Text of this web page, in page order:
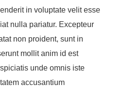
in voluptate velit esse
nulla pariatur. Excepteur
non proident, sunt in
mollit anim id est
unde omnis iste
accusantium